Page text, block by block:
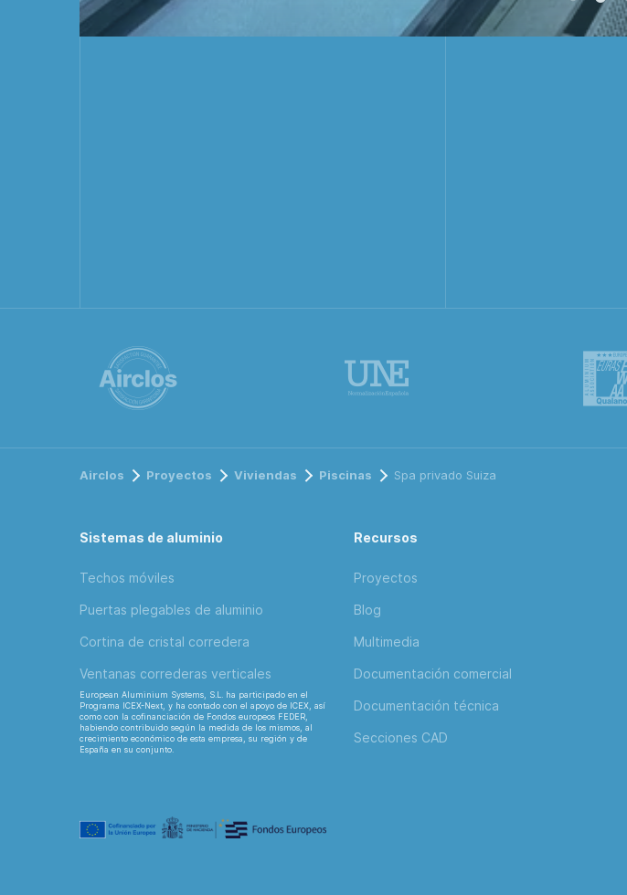
Airclos Proyectos Viviendas Piscinas Spa privado Suiza
Sistemas de aluminio
Techos móviles
Puertas plegables de aluminio
Cortina de cristal corredera
Ventanas correderas verticales
European Aluminium Systems, S.L. ha participado en el
Programa ICEX-Next, y ha contado con el apoyo de ICEX, así
como con la cofinanciación de Fondos europeos FEDER,
habiendo contribuido según la medida de los mismos, al
crecimiento económico de esta empresa, su región y de
España en su conjunto.
Recursos
Proyectos
Blog
Multimedia
Documentación comercial
Documentación técnica
Secciones CAD